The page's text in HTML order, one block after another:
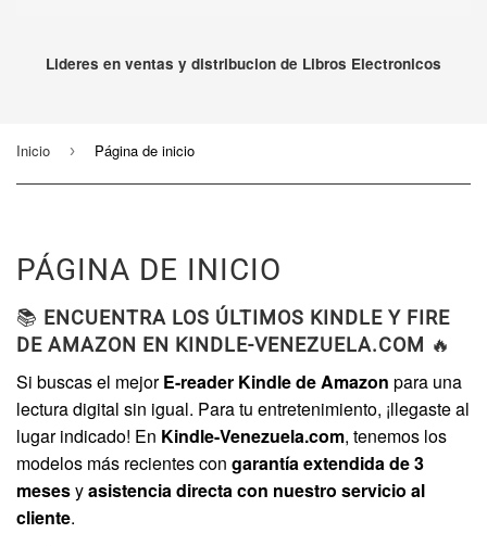
Lideres en ventas y distribucion de Libros Electronicos
Inicio › Página de inicio
PÁGINA DE INICIO
📚 ENCUENTRA LOS ÚLTIMOS KINDLE Y FIRE
DE AMAZON EN KINDLE-VENEZUELA.COM 🔥
Si buscas el mejorE-reader Kindle de Amazon para una
lectura digital sin igual. Para tu entretenimiento, ¡llegaste al
lugar indicado! En Kindle-Venezuela.com, tenemos los
modelos más recientes con garantía extendida de 3
mesesyasistencia directa con nuestro servicio al
cliente.